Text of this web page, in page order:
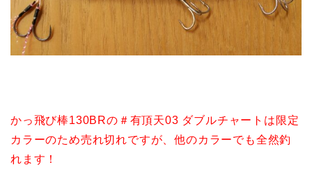
かっ飛び棒130BRの＃有頂天03 ダブルチャートは限定
カラーのため売れ切れですが、他のカラーでも全然釣
れます！